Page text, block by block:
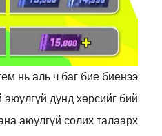
нь аль ч баг бие биенээ
аюулгүй дунд хөрсийг бий
аюулгүй солих талаарх